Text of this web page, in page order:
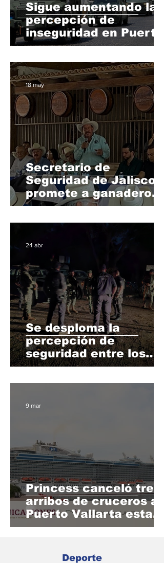
Sigue aumentando la
percepción de
inseguridad en Puerto
Vallarta; llega a 65%
Secretario de
Seguridad de Jalisco
promete a ganaderos
de Puerto Vallarta
seguridad
18 may
Se desploma la
percepción de
seguridad entre los
vallartenses, de
24 abr
Princess canceló tres
arribos de cruceros a
Puerto Vallarta esta
semana
9 mar
Deporte